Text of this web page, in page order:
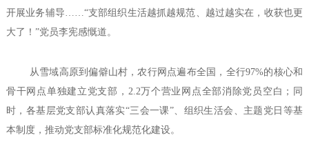
开展业务辅导……“支部组织生活越抓越规范、越过越实在，收获也更
大了！”党员李宪感慨道。
从雪域高原到偏僻山村，农行网点遍布全国，全行97%的核心和
骨干网点单独建立党支部，2.2万个营业网点全部消除党员空白；同
时，各基层党支部认真落实“三会一课”、组织生活会、主题党日等基
本制度，推动党支部标准化规范化建设。